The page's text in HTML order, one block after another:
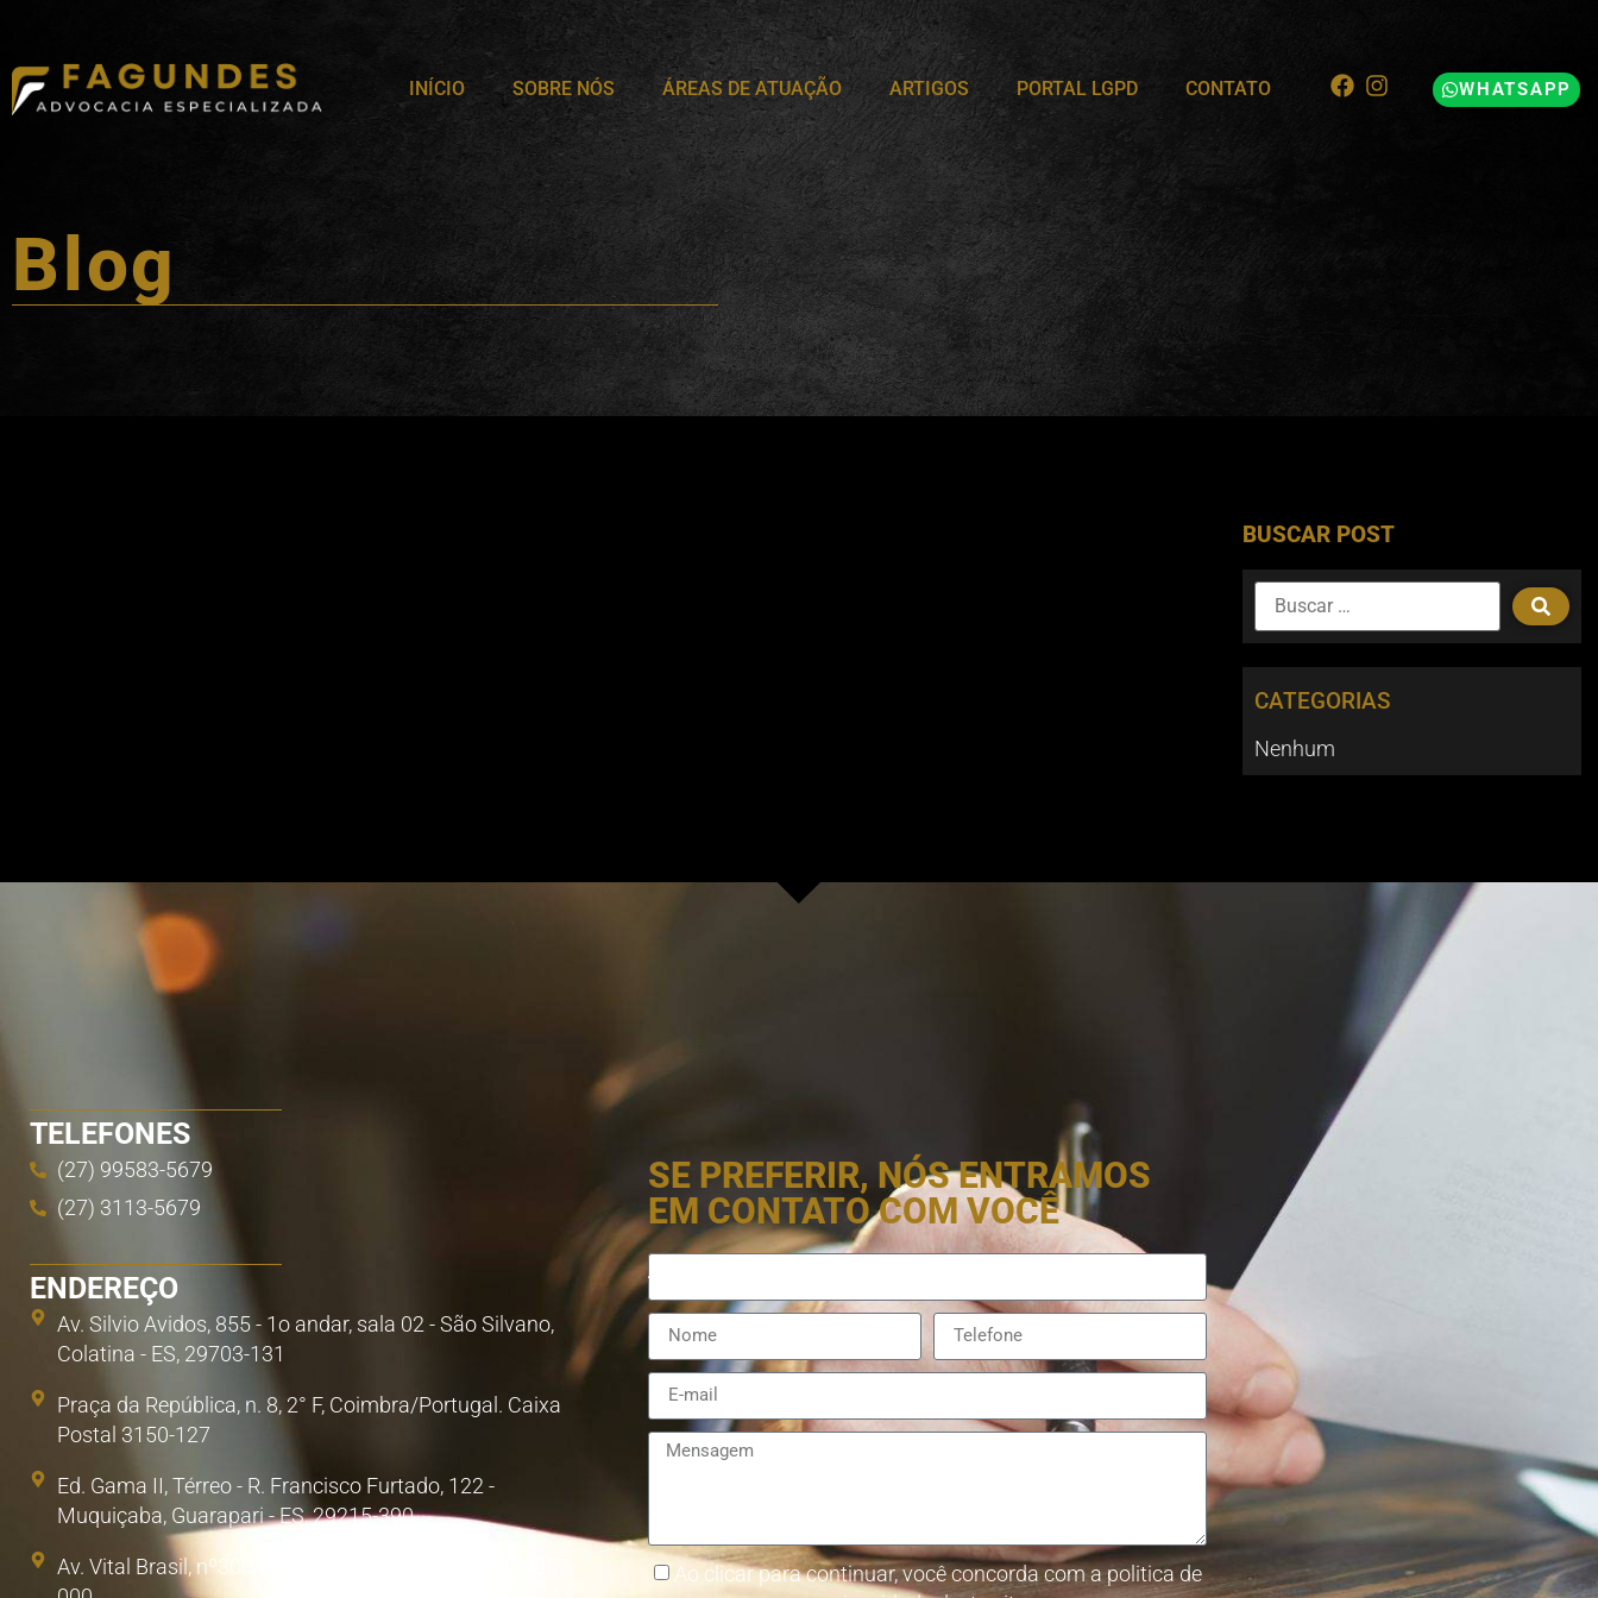
INÍCIO SOBRE NÓS ÁREAS DE ATUAÇÃO ARTIGOS PORTAL LGPD CONTATO WHATSAPP
Blog
BUSCAR POST
CATEGORIAS
Nenhum
TELEFONES
(27) 99583-5679
(27) 3113-5679
ENDEREÇO
Av. Silvio Avidos, 855 - 1o andar, sala 02 - São Silvano,
Colatina - ES, 29703-131
Praça da República, n. 8, 2° F, Coimbra/Portugal. Caixa
Postal 3150-127
Ed. Gama II, Térreo - R. Francisco Furtado, 122 -
Muquiçaba, Guarapari - ES, 29215-390
Av. Vital Brasil, nº300, Sala 1. Poá, São Paulo/SP. 08857-
SE PREFERIR, NÓS ENTRAMOS
EM CONTATO COM VOCÊ
Ao clicar para continuar, você concorda com a politica de